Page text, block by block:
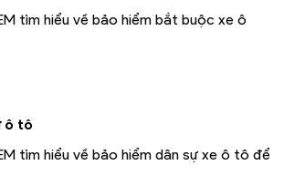
tìm hiểu về bảo hiểm bắt buộc xe ô
ô tô
tìm hiểu về bảo hiểm dân sự xe ô tô để